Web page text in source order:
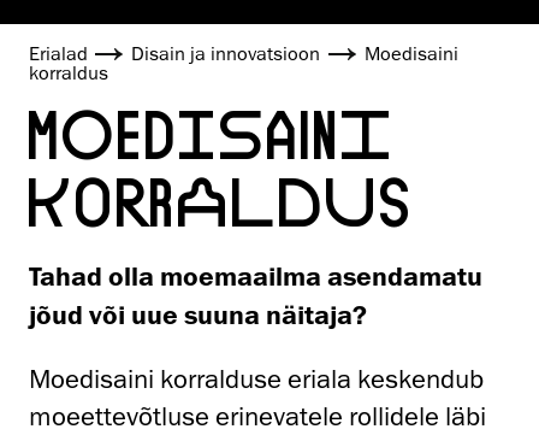
Erialad Disain ja innovatsioon
Moedisaini
korraldus
MOEDISAINI
KORRALDUS
Tahad olla moemaailma asendamatu
jõud või uue suuna näitaja?
Moedisaini korralduse eriala keskendub
moeettevõtluse erinevatele rollidele läbi